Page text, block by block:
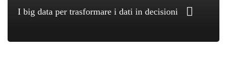
I big data per trasformare i dati in decisioni